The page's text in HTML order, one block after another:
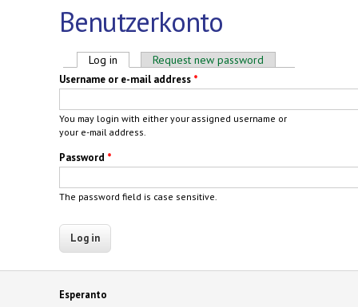
Benutzerkonto
Primary tabs
Log in (active tab)Request new password
Username or e-mail address *
You may login with either your assigned username or
your e-mail address.
Password *
The password field is case sensitive.
Esperanto